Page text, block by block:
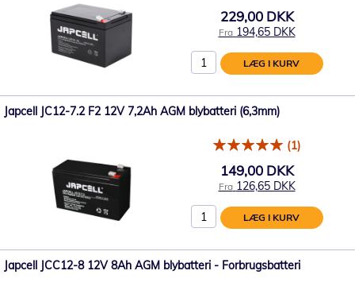
229,00 DKK
Fra 194,65 DKK
LÆG I KURV
Japcell JC12-7.2 F2 12V 7,2Ah AGM blybatteri (6,3mm)
(1)
149,00 DKK
Fra 126,65 DKK
LÆG I KURV
Japcell JCC12-8 12V 8Ah AGM blybatteri - Forbrugsbatteri